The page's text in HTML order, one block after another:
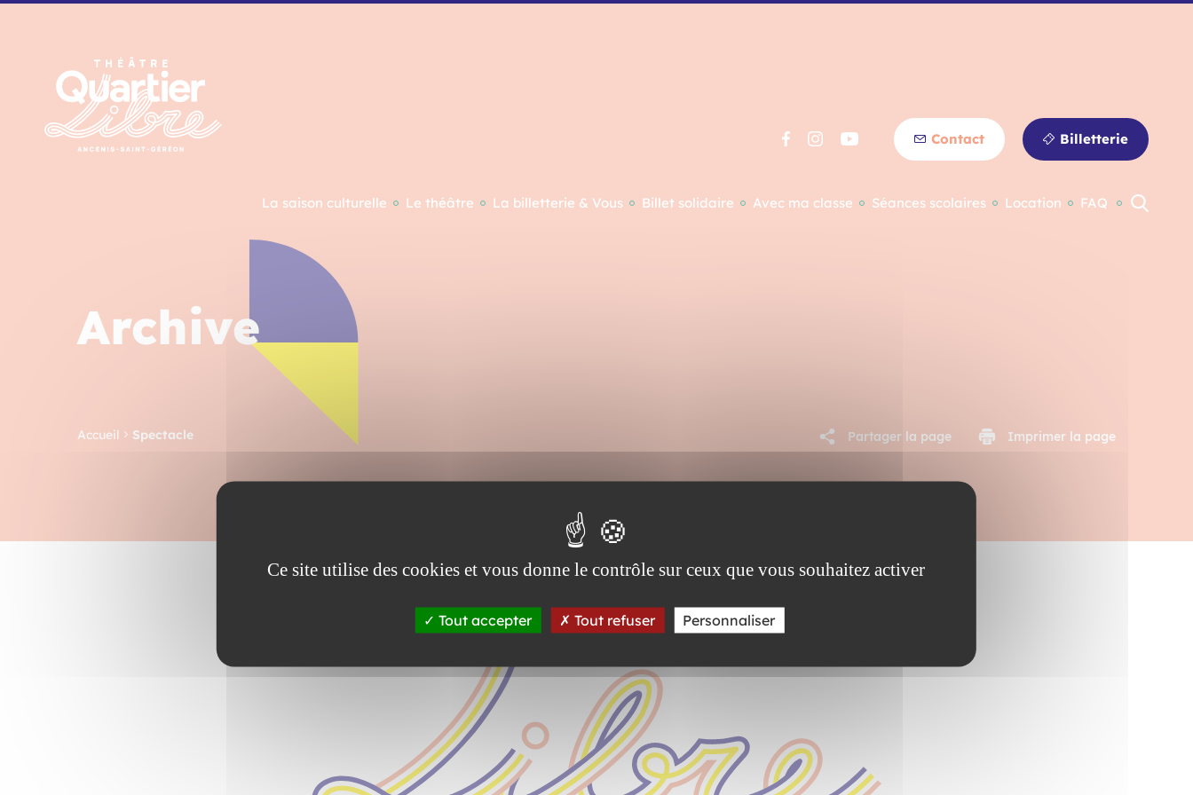
Contact Billetterie
La saison culturelle Le théâtre La billetterie & Vous Billet solidaire Avec ma classe Séances scolaires Location FAQ
Archive
Accueil Spectacle Partager la page Imprimer la page
Panneau de gestion des cookies
Ce site utilise des cookies et vous donne le contrôle sur ceux que vous souhaitez activer
Tout accepter Tout refuser Personnaliser